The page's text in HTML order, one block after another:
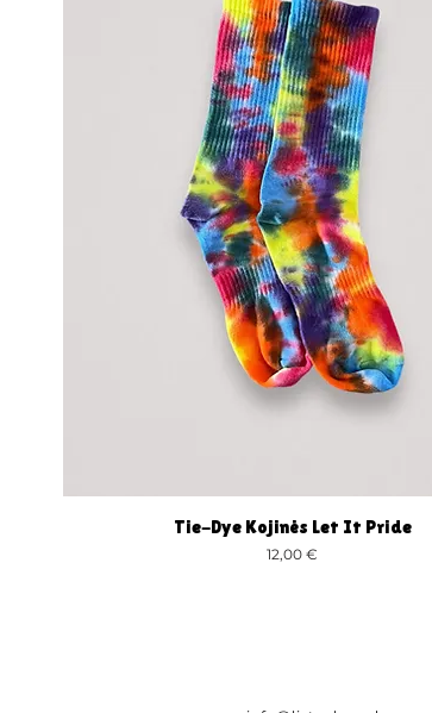
Greita peržiūra
Tie-Dye Kojinės Let It Pride
Kaina
12,00 €